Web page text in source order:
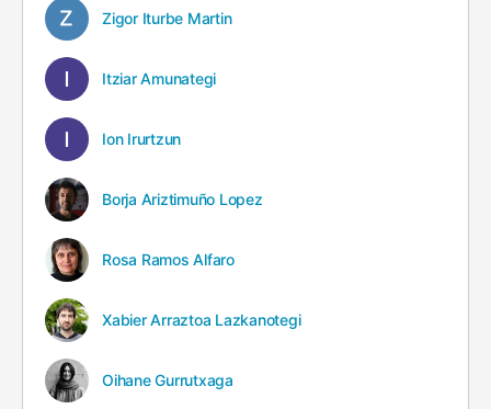
Zigor Iturbe Martin
Itziar Amunategi
Ion Irurtzun
Borja Ariztimuño Lopez
Rosa Ramos Alfaro
Xabier Arraztoa Lazkanotegi
Oihane Gurrutxaga